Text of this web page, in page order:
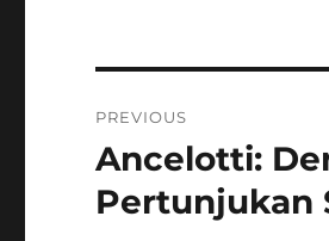
pos
PREVIOUS
Previous
post:
Ancelotti:
Pertunjukan